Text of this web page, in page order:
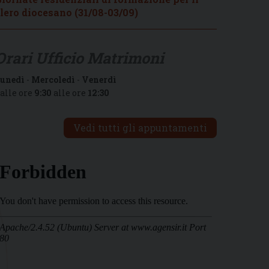
diocesano (31/08-03/09)
- Mercoledì - Venerdì
ore 9:30 alle ore 12:30
Vedi tutti gli appuntamenti